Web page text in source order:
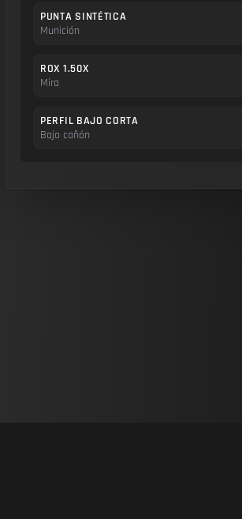
PUNTA SINTÉTICA
Munición
ROX 1.50X
Mira
PERFIL BAJO CORTA
Bajo cañón